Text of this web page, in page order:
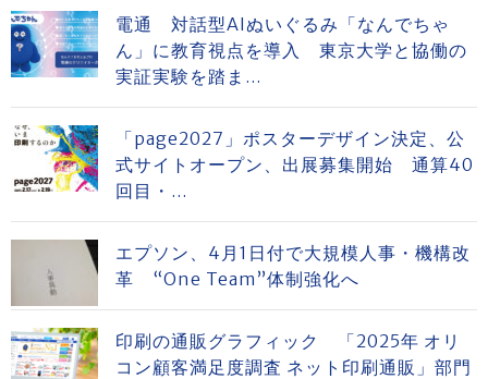
電通 対話型AIぬいぐるみ「なんでちゃ
ん」に教育視点を導入 東京大学と協働の
実証実験を踏ま...
「page2027」ポスターデザイン決定、公
式サイトオープン、出展募集開始 通算40
回目・...
エプソン、4月1日付で大規模人事・機構改
革 “One Team”体制強化へ
印刷の通販グラフィック 「2025年 オリ
コン顧客満足度調査 ネット印刷通販」部門